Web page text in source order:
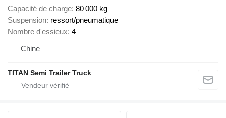
Capacité de charge 80 000 kg
Suspension ressort/pneumatique
Nombre d'essieux 4
Chine
TITAN Semi Trailer Truck